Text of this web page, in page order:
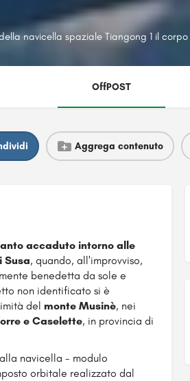
OffPOST
Aggrega contenuto
accaduto intorno alle
Susa, quando, all'improvviso,
benedetta da sole e
non identificato si è
del monte Musinè, nei
e Caselette, in provincia di
navicella - modulo
orbitale realizzato dal